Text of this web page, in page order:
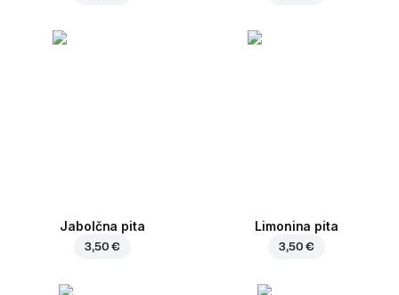
Jabolčna pita
3,50 €
Limonina pita
3,50 €